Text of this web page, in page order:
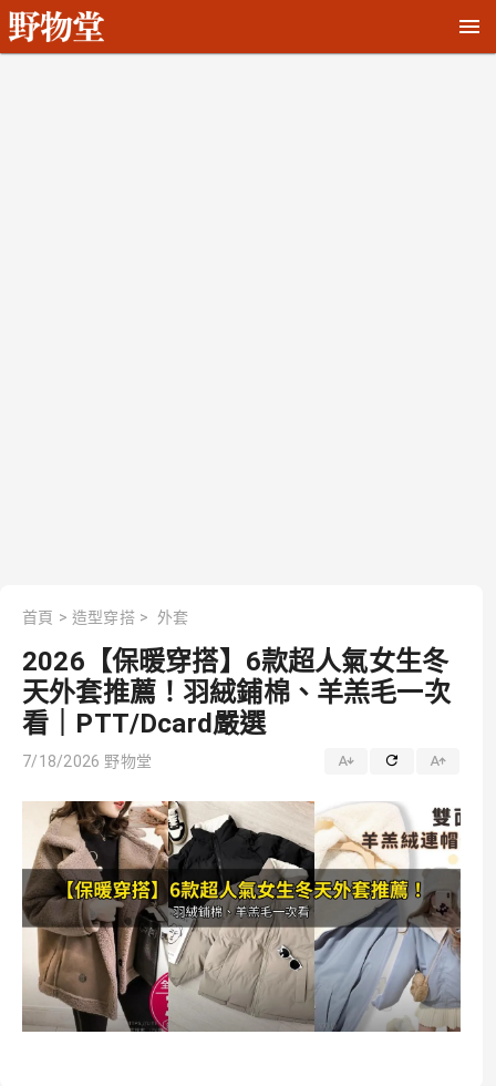
首頁 > 造型穿搭 > 外套
2026【保暖穿搭】6款超人氣女生冬
天外套推薦！羽絨鋪棉、羊羔毛一次
看｜PTT/Dcard嚴選
7/18/2026 野物堂